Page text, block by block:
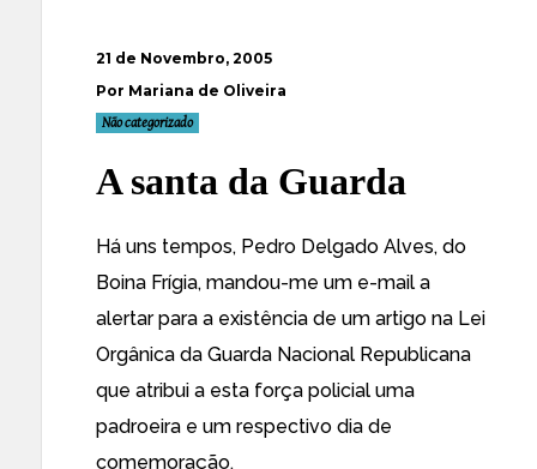
21 de Novembro, 2005
Por Mariana de Oliveira
Não categorizado
A santa da Guarda
Há uns tempos, Pedro Delgado Alves, do
Boina Frígia, mandou-me um e-mail a
alertar para a existência de um artigo na Lei
Orgânica da Guarda Nacional Republicana
que atribui a esta força policial uma
padroeira e um respectivo dia de
comemoração.